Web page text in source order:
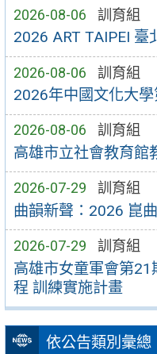
2026-08-06 訓育組
2026 ART TAIPEI 臺
2026-08-06 訓育組
2026年中國文化大學
2026-08-06 訓育組
高雄市立社會教育館
2026-07-29 訓育組
曲韻新聲：2026 崑
2026-07-29 訓育組
高雄市女童軍會第
程 訓練實施計畫
依公告類別彙總